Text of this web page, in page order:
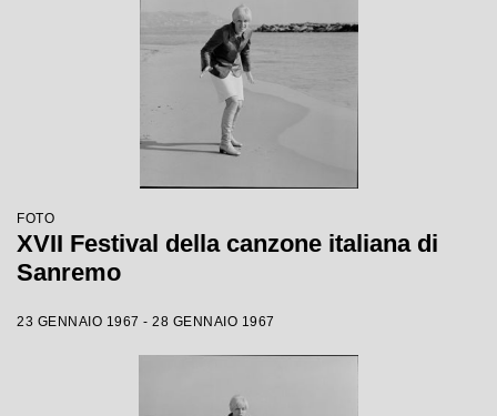
FOTO
XVII Festival della canzone italiana di
Sanremo
23 GENNAIO 1967 - 28 GENNAIO 1967